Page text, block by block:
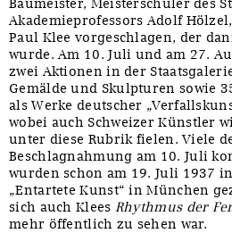
Baumeister, Meisterschüler des
Akademieprofessors Adolf
Paul Klee vorgeschlagen, der
wurde. Am 10. Juli und am 27.
zwei Aktionen in der
Gemälde und Skulpturen sowie
als Werke deutscher
wobei auch Schweizer Künstler
unter diese Rubrik fielen. Viele
Beschlagnahmung am 10. Juli
wurden schon am 19. Juli 1937
„Entartete Kunst“ in München
sich auch Klees Rhythmus der
mehr öffentlich zu sehen war.